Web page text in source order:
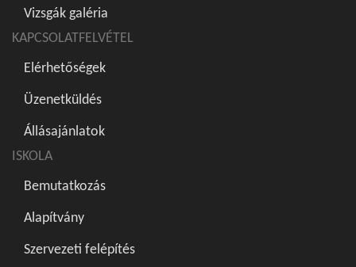
Vizsgák galéria
KAPCSOLATFELVÉTEL
Elérhetőségek
Üzenetküldés
Állásajánlatok
ISKOLA
Bemutatkozás
Alapítvány
Szervezeti felépítés